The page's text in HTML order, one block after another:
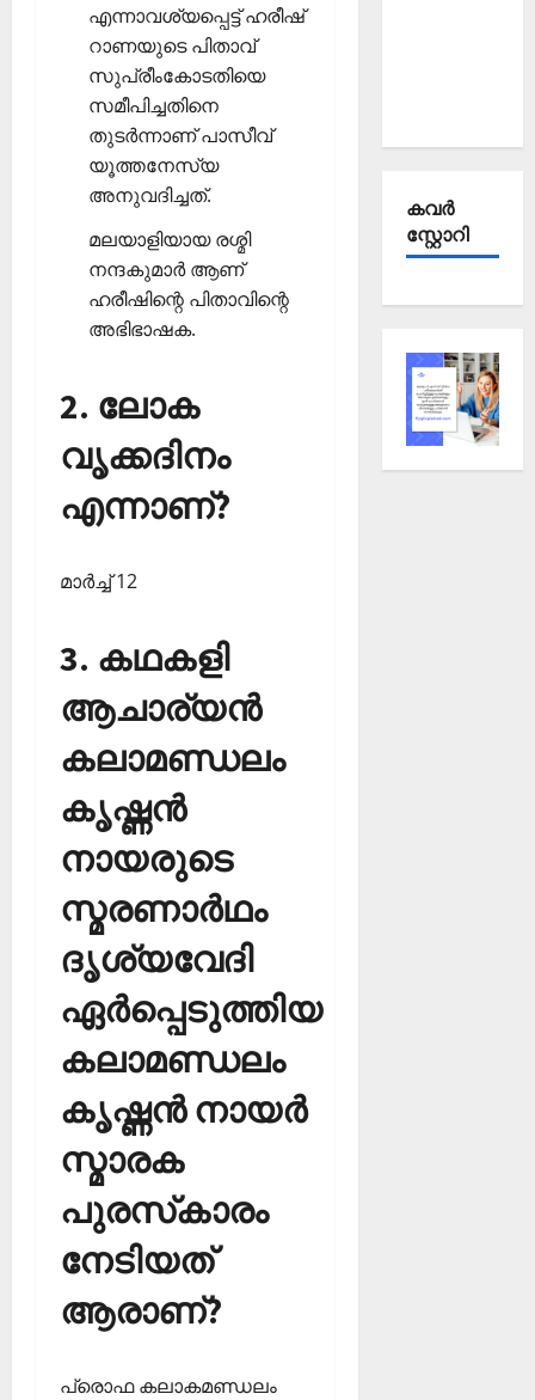
എന്നാവശ്യപ്പെട്ട് ഹരീഷ്
റാണയുടെ പിതാവ്
സുപ്രീംകോടതിയെ
സമീപിച്ചതിനെ
തുടര്‍ന്നാണ് പാസീവ്
യൂത്തനേസ്യ
അനുവദിച്ചത്.
മലയാളിയായ രശ്മി
നന്ദകുമാര്‍ ആണ്
ഹരീഷിന്റെ പിതാവിന്റെ
അഭിഭാഷക.
2. ലോക
വൃക്കദിനം
എന്നാണ്?
മാര്‍ച്ച് 12
3. കഥകളി
ആചാര്യന്‍
കലാമണ്ഡലം
കൃഷ്ണന്‍
നായരുടെ
സ്മരണാര്‍ഥം
ദൃശ്യവേദി
ഏര്‍പ്പെടുത്തിയ
കലാമണ്ഡലം
കൃഷ്ണന്‍ നായര്‍
സ്മാരക
പുരസ്‌കാരം
നേടിയത്
ആരാണ്?
പ്രൊഫ കലാകമണ്ഡലം
കവര്‍
സ്റ്റോറി